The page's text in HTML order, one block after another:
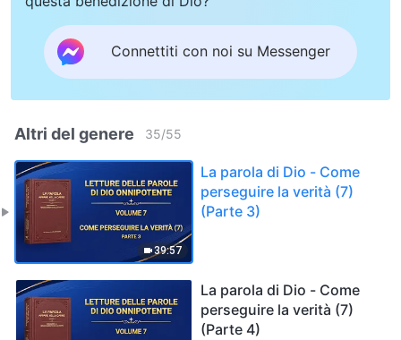
Connettiti con noi su Messenger
Altri del genere 35/55
39:57
La parola di Dio - Come
perseguire la verità (7)
(Parte 3)
La parola di Dio - Come
perseguire la verità (7)
(Parte 4)